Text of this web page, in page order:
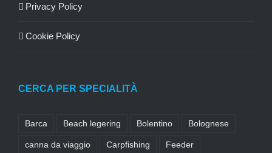
Privacy Policy
Cookie Policy
CERCA PER SPECIALITÀ
Barca Beach legering Bolentino Bolognese
canna da viaggio Carpfishing Feeder